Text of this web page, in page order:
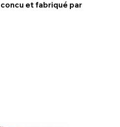
et fabriqué par